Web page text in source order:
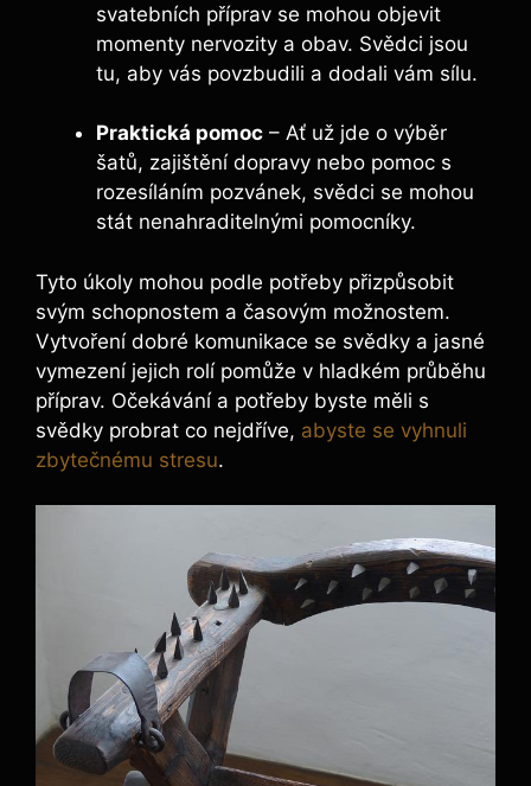
svatebních příprav se mohou objevit
momenty nervozity a obav. Svědci jsou
tu, aby vás povzbudili a dodali vám sílu.
Praktická pomoc – Ať už jde o výběr
šatů, zajištění dopravy nebo pomoc s
rozesíláním pozvánek, svědci se mohou
stát nenahraditelnými pomocníky.
Tyto úkoly mohou podle potřeby přizpůsobit
svým schopnostem a časovým možnostem.
Vytvoření dobré komunikace se svědky a jasné
vymezení jejich rolí pomůže v hladkém průběhu
příprav. Očekávání a potřeby byste měli s
svědky probrat co nejdříve, abyste se vyhnuli
zbytečnému stresu.